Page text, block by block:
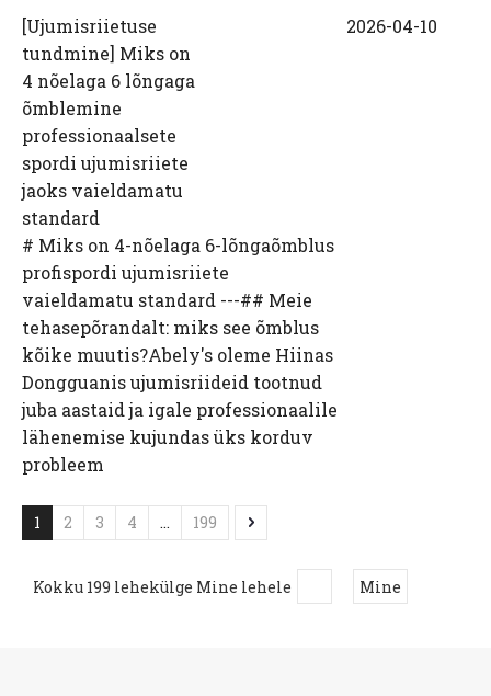
[Ujumisriietuse
tundmine] Miks on
4 nõelaga 6 lõngaga
õmblemine
professionaalsete
spordi ujumisriiete
jaoks vaieldamatu
standard
# Miks on 4-nõelaga 6-lõngaõmblus
profispordi ujumisriiete
vaieldamatu standard ---## Meie
tehasepõrandalt: miks see õmblus
kõike muutis?Abely's oleme Hiinas
Dongguanis ujumisriideid tootnud
juba aastaid ja igale professionaalile
lähenemise kujundas üks korduv
probleem
2026-04-10
1 2 3 4 ... 199
Kokku 199 lehekülge Mine lehele Mine